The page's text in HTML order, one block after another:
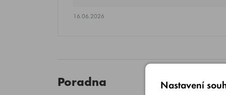
16.06.2026
Poradna Nastavení